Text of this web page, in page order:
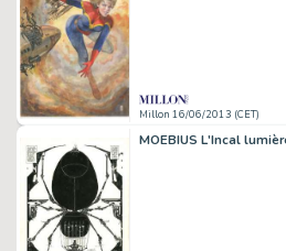
Millon 16/06/2013 (CET)